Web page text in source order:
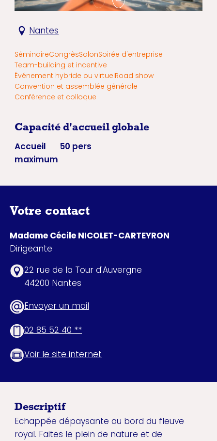
Nantes
SéminaireCongrèsSalonSoirée d'entreprise
Team-building et incentive
Événement hybride ou virtuelRoad show
Convention et assemblée générale
Conférence et colloque
Capacité d'accueil globale
Accueil
maximum
50 pers
Votre contact
Madame Cécile NICOLET-CARTEYRON
Dirigeante
22 rue de la Tour d'Auvergne
44200 Nantes
Envoyer un mail
02 85 52 40 **
Voir le site internet
Descriptif
Echappée dépaysante au bord du fleuve
royal. Faites le plein de nature et de